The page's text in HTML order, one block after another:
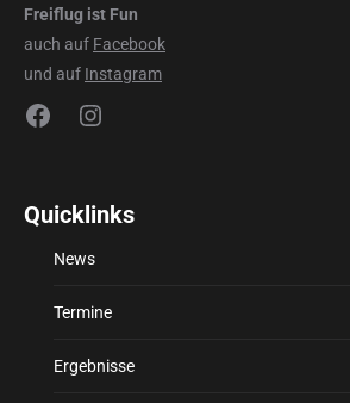
Freiflug ist Fun
auch auf Facebook
und auf Instagram
FacebookInstagram
Quicklinks
News
Termine
Ergebnisse